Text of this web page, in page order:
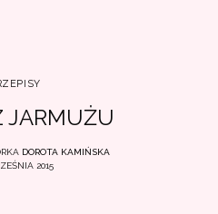
JARMUŻU
DOROTA KAMIŃSKA
2015